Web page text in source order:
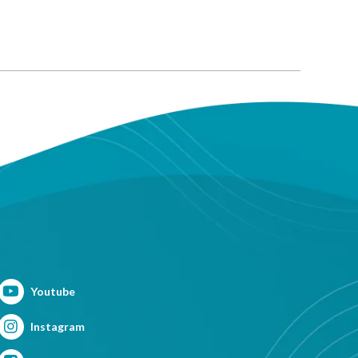
Youtube
Instagram